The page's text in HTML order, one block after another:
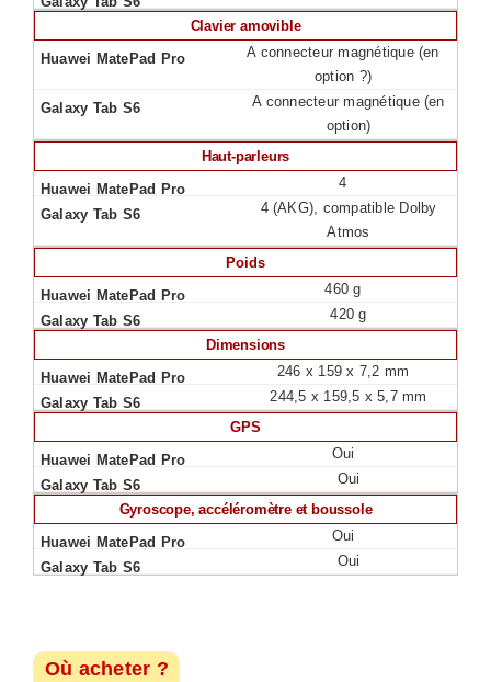
Clavier amovible
A connecteur magnétique (en
option ?)
A connecteur magnétique (en
option)
Haut-parleurs
4
4 (AKG), compatible Dolby
Atmos
Poids
460 g
420 g
Dimensions
246 x 159 x 7,2 mm
244,5 x 159,5 x 5,7 mm
GPS
Oui
Oui
Gyroscope, accéléromètre et boussole
Oui
Oui
Où acheter ?